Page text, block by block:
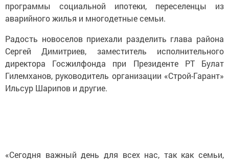
программы социальной ипотеки, переселенцы из
аварийного жилья и многодетные семьи.
Радость новоселов приехали разделить глава района
Сергей Димитриев, заместитель исполнительного
директора Госжилфонда при Президенте РТ Булат
Гилемханов, руководитель организации «Строй-Гарант»
Ильсур Шарипов и другие.
«Сегодня важный день для всех нас, так как семьи,